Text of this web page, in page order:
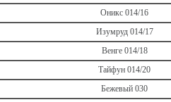
Оникс 014/16
Изумруд 014/17
Венге 014/18
Тайфун 014/20
Бежевый 030